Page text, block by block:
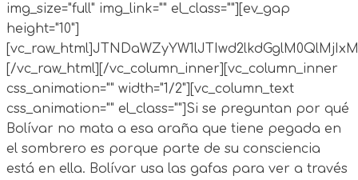
img_size="full" img_link="" el_class=""][ev_gap
height="10"]
[/vc_raw_html][/vc_column_inner][vc_column_inner
css_animation="" width="1/2"][vc_column_text
css_animation="" el_class=""]Si se preguntan por qué
Bolívar no mata a esa araña que tiene pegada en
el sombrero es porque parte de su consciencia
está en ella. Bolívar usa las gafas para ver a través